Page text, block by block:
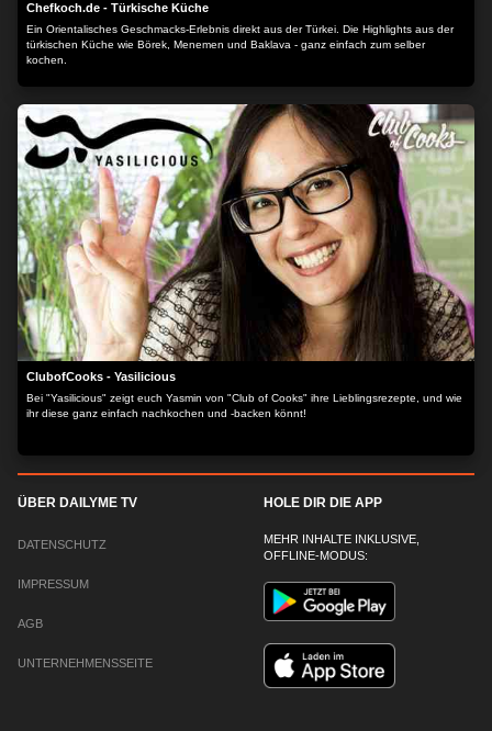
Chefkoch.de - Türkische Küche
Ein Orientalisches Geschmacks-Erlebnis direkt aus der Türkei. Die Highlights aus der
türkischen Küche wie Börek, Menemen und Baklava - ganz einfach zum selber
kochen.
ClubofCooks - Yasilicious
Bei "Yasilicious" zeigt euch Yasmin von "Club of Cooks" ihre Lieblingsrezepte, und wie
ihr diese ganz einfach nachkochen und -backen könnt!
ÜBER DAILYME TV
DATENSCHUTZ
IMPRESSUM
AGB
UNTERNEHMENSSEITE
HOLE DIR DIE APP
MEHR INHALTE INKLUSIVE,
OFFLINE-MODUS: